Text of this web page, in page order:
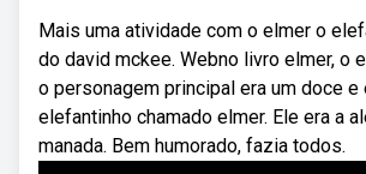
Mais uma atividade com o elmer o
do david mckee. Webno livro elmer, o
o personagem principal era um doce e
elefantinho chamado elmer. Ele era a
manada. Bem humorado, fazia todos.